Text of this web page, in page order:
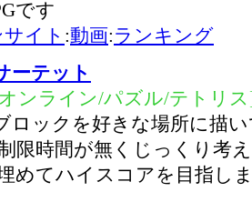
です
イト :動画:ランキング
ーテット
ンライン/パズル/テトリ
ロックを好きな場所に描
限時間が無くじっくり考
めてハイスコアを目指し